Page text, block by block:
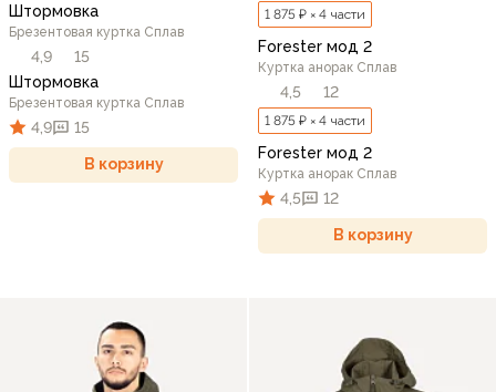
Штормовка
Брезентовая куртка Сплав
4,9
15
Штормовка
Брезентовая куртка Сплав
4,9 15
В корзину
1 875 ₽ × 4 части
Forester мод 2
Куртка анорак Сплав
4,5 12
1 875 ₽ × 4 части
Forester мод 2
Куртка анорак Сплав
4,5 12
В корзину